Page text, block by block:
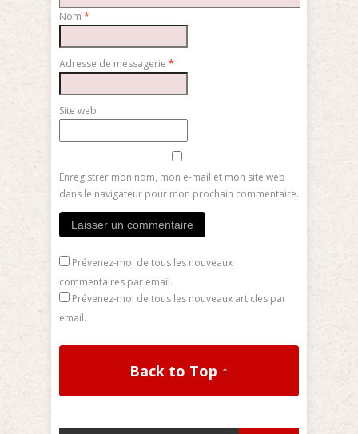
Nom *
Adresse de messagerie *
Site web
Enregistrer mon nom, mon e-mail et mon site web
dans le navigateur pour mon prochain commentaire.
Prévenez-moi de tous les nouveaux
commentaires par email.
Prévenez-moi de tous les nouveaux articles par
email.
Back to Top ↑